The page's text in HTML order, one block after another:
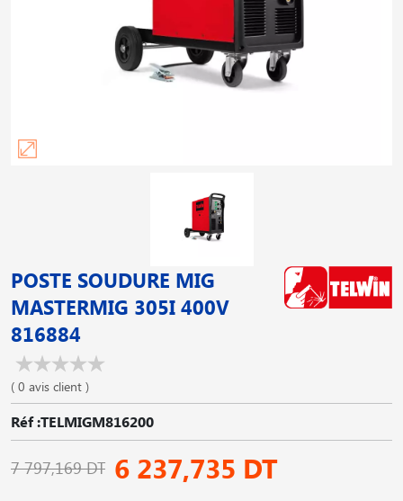
POSTE SOUDURE MIG
MASTERMIG 305I 400V
816884
( 0 avis client )
Réf :TELMIGM816200
7 797,169 DT 6 237,735 DT